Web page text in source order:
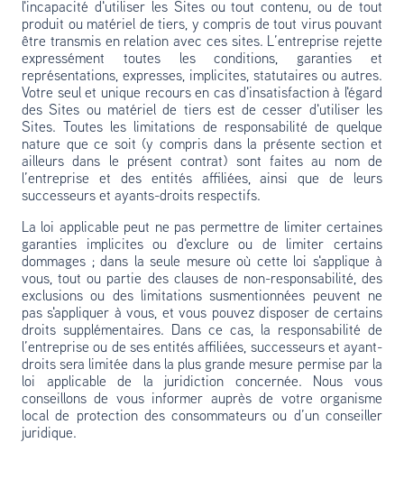
l'incapacité d'utiliser les Sites ou tout contenu, ou de tout
produit ou matériel de tiers, y compris de tout virus pouvant
être transmis en relation avec ces sites. L’entreprise rejette
expressément toutes les conditions, garanties et
représentations, expresses, implicites, statutaires ou autres.
Votre seul et unique recours en cas d'insatisfaction à l'égard
des Sites ou matériel de tiers est de cesser d'utiliser les
Sites. Toutes les limitations de responsabilité de quelque
nature que ce soit (y compris dans la présente section et
ailleurs dans le présent contrat) sont faites au nom de
l’entreprise et des entités affiliées, ainsi que de leurs
successeurs et ayants-droits respectifs.
La loi applicable peut ne pas permettre de limiter certaines
garanties implicites ou d'exclure ou de limiter certains
dommages ; dans la seule mesure où cette loi s'applique à
vous, tout ou partie des clauses de non-responsabilité, des
exclusions ou des limitations susmentionnées peuvent ne
pas s'appliquer à vous, et vous pouvez disposer de certains
droits supplémentaires. Dans ce cas, la responsabilité de
l’entreprise ou de ses entités affiliées, successeurs et ayant-
droits sera limitée dans la plus grande mesure permise par la
loi applicable de la juridiction concernée. Nous vous
conseillons de vous informer auprès de votre organisme
local de protection des consommateurs ou d’un conseiller
juridique.